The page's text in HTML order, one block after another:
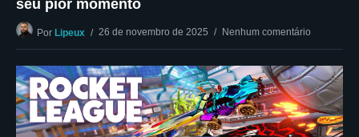
seu pior momento
Por Lipeux 26 de novembro de 2025 Nenhum comentário